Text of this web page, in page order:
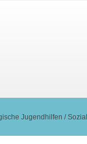
Jugendhilfen /